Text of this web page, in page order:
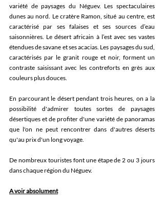
variété de paysages du Néguev. Les spectaculaires
dunes au nord. Le cratère Ramon, situé au centre, est
caractérisé par ses falaises et ses sources d’eau
saisonnières. Le désert africain à l’est avec ses vastes
étendues de savane et ses acacias. Les paysages du sud,
caractérisés par le granit rouge et noir, forment un
contraste saisissant avec les contreforts en grès aux
couleurs plus douces.
En parcourant le désert pendant trois heures, on a la
possibilité d'admirer toutes sortes de paysages
désertiques et de profiter d'une variété de panoramas
que l'on ne peut rencontrer dans d'autres déserts
qu'au prix d'un long voyage.
De nombreux touristes font une étape de 2 ou 3 jours
dans chaque région du Néguev.
A voir absolument